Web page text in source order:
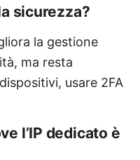
sicurezza?
la gestione
ma resta
usare 2FA
l’IP dedicato è